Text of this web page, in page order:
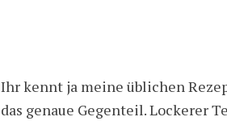
Ihr kennt ja meine üblichen
das genaue Gegenteil. Lockerer